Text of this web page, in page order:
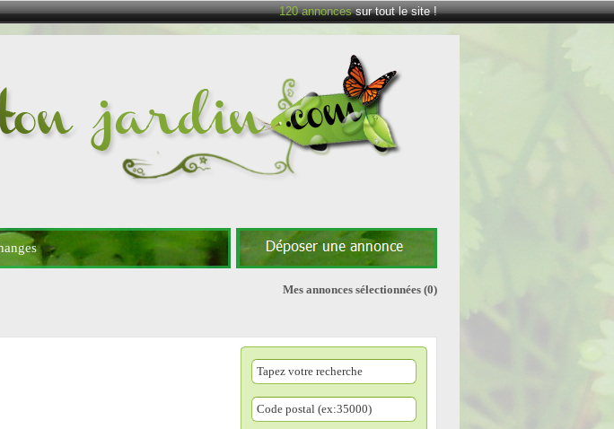
120 annoncessur tout le site !
Mes annonces sélectionnées (0)